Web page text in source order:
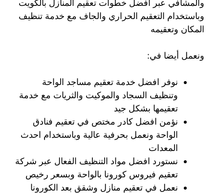
والمشافي عبر افضل خطوات تعقيم المنازل بالكويت
وباستخدام التعقيم الحراري والجاف مع خدمة تنظيف
المكان وتعقيمه
ونعمل أيضا في:
نوفر افضل خدمة تعقيم مساجد الواحة
وتنظيف السجاد والموكيت والثريات مع خدمة
تعقيمها بشكل جيد
نؤمن افضل كادر مختص في تعقيم فنادق
الواحة ونعمل بحرفية عالية وباستخدام احدث
المعدات
نستورد افضل مواد التنظيف الفعال عبر شركة
تعقيم فيروس كورونا بالواحة وبسعر رخيص
نعمل في تعقيم منازل وشقق بعد الكورونا